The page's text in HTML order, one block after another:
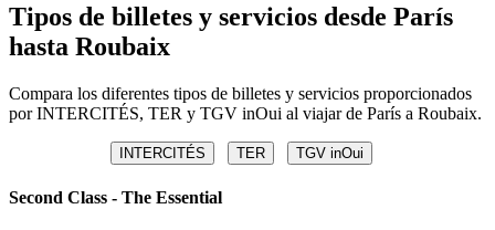
Tipos de billetes y servicios desde París
hasta Roubaix
Compara los diferentes tipos de billetes y servicios proporcionados
por INTERCITÉS, TER y TGV inOui al viajar de París a Roubaix.
INTERCITÉS TER TGV inOui
Second Class - The Essential